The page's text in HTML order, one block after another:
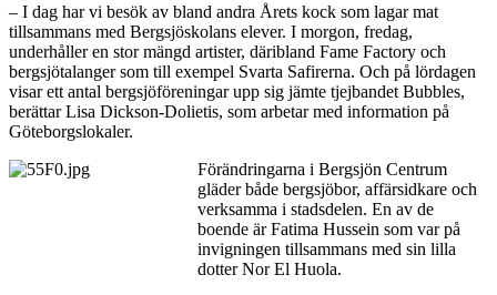
– I dag har vi besök av bland andra Årets kock som lagar mat
tillsammans med Bergsjöskolans elever. I morgon, fredag,
underhåller en stor mängd artister, däribland Fame Factory och
bergsjötalanger som till exempel Svarta Safirerna. Och på lördagen
visar ett antal bergsjöföreningar upp sig jämte tjejbandet Bubbles,
berättar Lisa Dickson-Dolietis, som arbetar med information på
Göteborgslokaler.
Förändringarna i Bergsjön Centrum
gläder både bergsjöbor, affärsidkare och
verksamma i stadsdelen. En av de
boende är Fatima Hussein som var på
invigningen tillsammans med sin lilla
dotter Nor El Huola.